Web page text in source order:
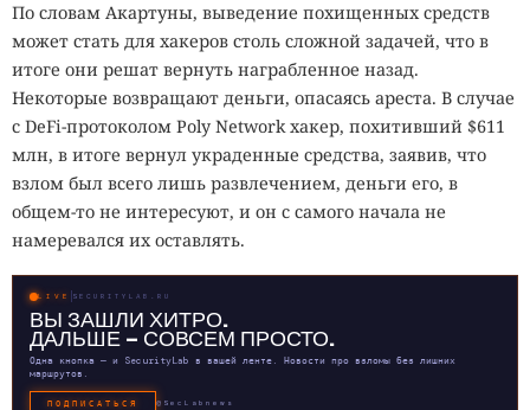
По словам Акартуны, выведение похищенных средств
может стать для хакеров столь сложной задачей, что в
итоге они решат вернуть награбленное назад.
Некоторые возвращают деньги, опасаясь ареста. В случае
с DeFi-протоколом Poly Network хакер, похитивший $611
млн, в итоге вернул украденные средства, заявив, что
взлом был всего лишь развлечением, деньги его, в
общем-то не интересуют, и он с самого начала не
намеревался их оставлять.
LIVE SECURITYLAB.RU
ВЫ ЗАШЛИ ХИТРО.
ДАЛЬШЕ — СОВСЕМ ПРОСТО.
Одна кнопка — и SecurityLab в вашей ленте. Новости про взломы без лишних
маршрутов.
ПОДПИСАТЬСЯ @SecLabnews